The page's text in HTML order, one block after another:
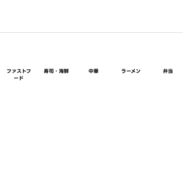
ファストフ
ード
寿司・海鮮 中華 ラーメン 弁当